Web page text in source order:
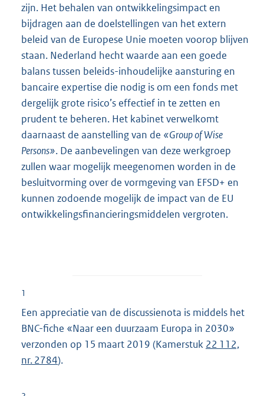
zijn. Het behalen van ontwikkelingsimpact en
bijdragen aan de doelstellingen van het extern
beleid van de Europese Unie moeten voorop blijven
staan. Nederland hecht waarde aan een goede
balans tussen beleids-inhoudelijke aansturing en
bancaire expertise die nodig is om een fonds met
dergelijk grote risico’s effectief in te zetten en
prudent te beheren. Het kabinet verwelkomt
daarnaast de aanstelling van de «Group of Wise
Persons». De aanbevelingen van deze werkgroep
zullen waar mogelijk meegenomen worden in de
besluitvorming over de vormgeving van EFSD+ en
kunnen zodoende mogelijk de impact van de EU
ontwikkelingsfinancieringsmiddelen vergroten.
1
Een appreciatie van de discussienota is middels het
BNC-fiche «Naar een duurzaam Europa in 2030»
verzonden op 15 maart 2019 (Kamerstuk 22 112,
nr. 2784).